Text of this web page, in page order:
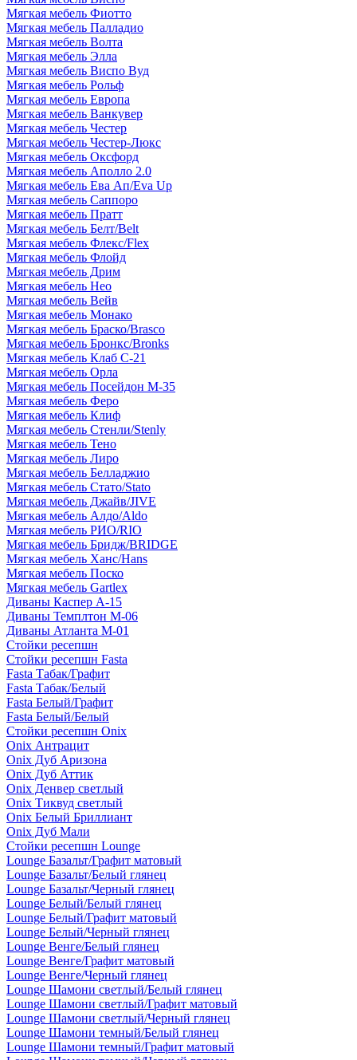
Мягкая мебель Фиотто
Мягкая мебель Палладио
Мягкая мебель Волта
Мягкая мебель Элла
Мягкая мебель Виспо Вуд
Мягкая мебель Рольф
Мягкая мебель Европа
Мягкая мебель Ванкувер
Мягкая мебель Честер
Мягкая мебель Честер-Люкс
Мягкая мебель Оксфорд
Мягкая мебель Аполло 2.0
Мягкая мебель Ева Ап/Eva Up
Мягкая мебель Саппоро
Мягкая мебель Пратт
Мягкая мебель Белт/Belt
Мягкая мебель Флекс/Flex
Мягкая мебель Флойд
Мягкая мебель Дрим
Мягкая мебель Нео
Мягкая мебель Вейв
Мягкая мебель Монако
Мягкая мебель Браско/Brasco
Мягкая мебель Бронкс/Bronks
Мягкая мебель Клаб С-21
Мягкая мебель Орла
Мягкая мебель Посейдон М-35
Мягкая мебель Феро
Мягкая мебель Клиф
Мягкая мебель Стенли/Stenly
Мягкая мебель Тено
Мягкая мебель Лиро
Мягкая мебель Белладжио
Мягкая мебель Стато/Stato
Мягкая мебель Джайв/JIVE
Мягкая мебель Алдо/Aldo
Мягкая мебель РИО/RIO
Мягкая мебель Бридж/BRIDGE
Мягкая мебель Ханс/Hans
Мягкая мебель Поско
Мягкая мебель Gartlex
Диваны Каспер А-15
Диваны Темплтон М-06
Диваны Атланта М-01
Стойки ресепшн
Стойки ресепшн Fasta
Fasta Табак/Графит
Fasta Табак/Белый
Fasta Белый/Графит
Fasta Белый/Белый
Стойки ресепшн Onix
Onix Антрацит
Onix Дуб Аризона
Onix Дуб Аттик
Onix Денвер светлый
Onix Тиквуд светлый
Onix Белый Бриллиант
Onix Дуб Мали
Стойки ресепшн Lounge
Lounge Базальт/Графит матовый
Lounge Базальт/Белый глянец
Lounge Базальт/Черный глянец
Lounge Белый/Белый глянец
Lounge Белый/Графит матовый
Lounge Белый/Черный глянец
Lounge Венге/Белый глянец
Lounge Венге/Графит матовый
Lounge Венге/Черный глянец
Lounge Шамони светлый/Белый глянец
Lounge Шамони светлый/Графит матовый
Lounge Шамони светлый/Черный глянец
Lounge Шамони темный/Белый глянец
Lounge Шамони темный/Графит матовый